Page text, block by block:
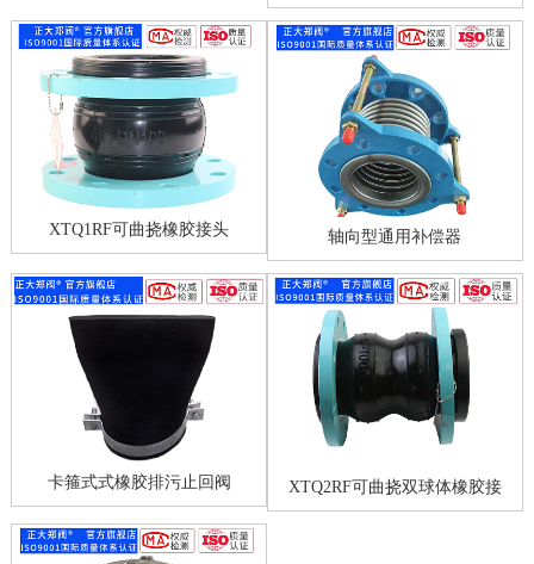
XTQ1RF可曲挠橡胶接头 轴向型通用补偿器
卡箍式式橡胶排污止回阀 XTQ2RF可曲挠双球体橡胶接